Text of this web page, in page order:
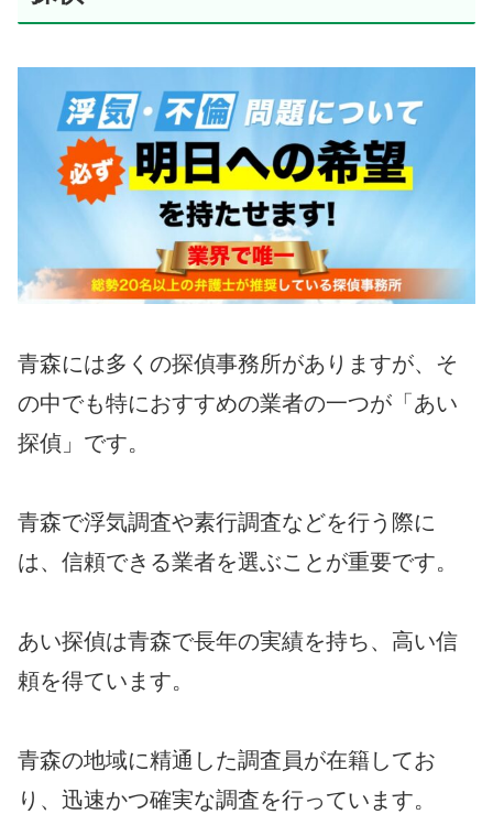
青森には多くの探偵事務所がありますが、そ
の中でも特におすすめの業者の一つが「あい
探偵」です。
青森で浮気調査や素行調査などを行う際に
は、信頼できる業者を選ぶことが重要です。
あい探偵は青森で長年の実績を持ち、高い信
頼を得ています。
青森の地域に精通した調査員が在籍してお
り、迅速かつ確実な調査を行っています。